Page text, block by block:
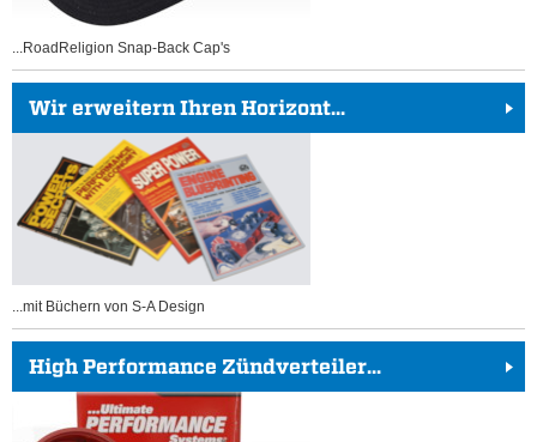
...RoadReligion Snap-Back Cap's
Wir erweitern Ihren Horizont...
...mit Büchern von S-A Design
High Performance Zündverteiler...